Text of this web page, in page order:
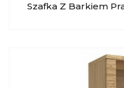
Szafka Z Barkiem